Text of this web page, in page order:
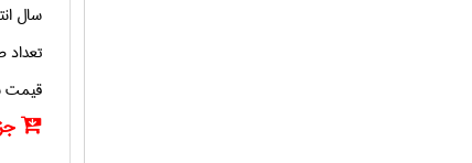
سال
قیمت